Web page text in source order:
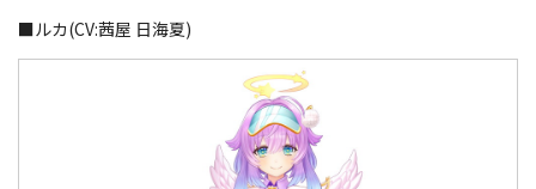
■ルカ(CV:茜屋 日海夏)